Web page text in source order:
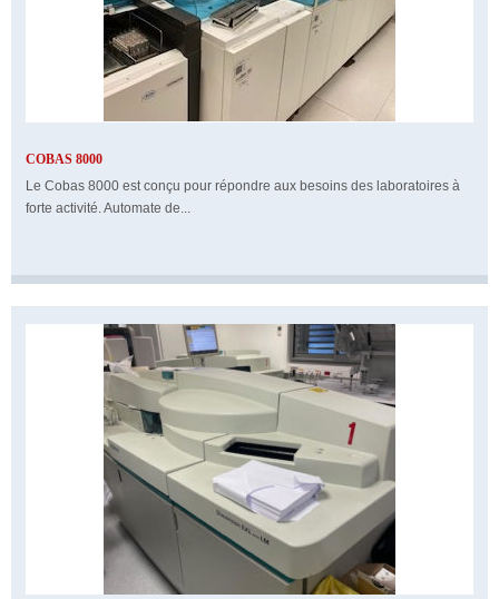
COBAS 8000
Le Cobas 8000 est conçu pour répondre aux besoins des laboratoires à
forte activité. Automate de...